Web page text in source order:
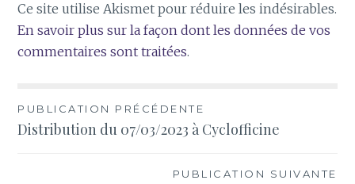
Ce site utilise Akismet pour réduire les indésirables.
En savoir plus sur la façon dont les données de vos
commentaires sont traitées.
Navigation
de
PUBLICATION PRÉCÉDENTE
Distribution du 07/03/2023 à Cyclofficine
PUBLICATION SUIVANTE